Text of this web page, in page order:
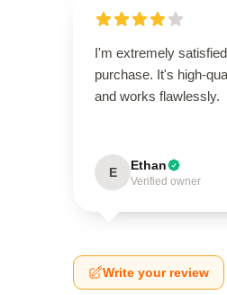
I'm extremely
purchase. It's high-
and works flawlessly.
E Ethan
Verified owner
Write your review